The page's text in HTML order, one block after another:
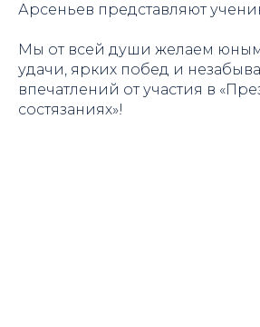
Арсеньев представляют
Мы от всей души желаем
удачи, ярких побед и
впечатлений от участия в
состязаниях»!